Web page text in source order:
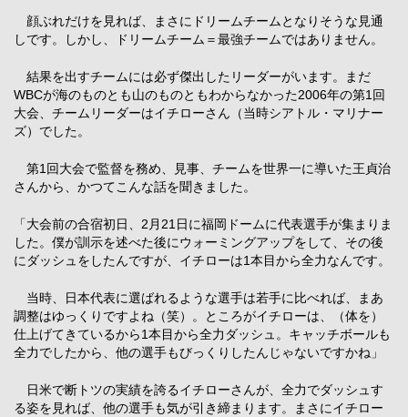
顔ぶれだけを見れば、まさにドリームチームとなりそうな見通
しです。しかし、ドリームチーム＝最強チームではありません。
結果を出すチームには必ず傑出したリーダーがいます。まだ
WBCが海のものとも山のものともわからなかった2006年の第1回
大会、チームリーダーはイチローさん（当時シアトル・マリナー
ズ）でした。
第1回大会で監督を務め、見事、チームを世界一に導いた王貞治
さんから、かつてこんな話を聞きました。
「大会前の合宿初日、2月21日に福岡ドームに代表選手が集まりま
した。僕が訓示を述べた後にウォーミングアップをして、その後
にダッシュをしたんですが、イチローは1本目から全力なんです。
当時、日本代表に選ばれるような選手は若手に比べれば、まあ
調整はゆっくりですよね（笑）。ところがイチローは、（体を）
仕上げてきているから1本目から全力ダッシュ。キャッチボールも
全力でしたから、他の選手もびっくりしたんじゃないですかね」
日米で断トツの実績を誇るイチローさんが、全力でダッシュす
る姿を見れば、他の選手も気が引き締まります。まさにイチロー